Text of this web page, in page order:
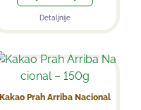
Detaljnije
Kakao Prah Arriba Nacional